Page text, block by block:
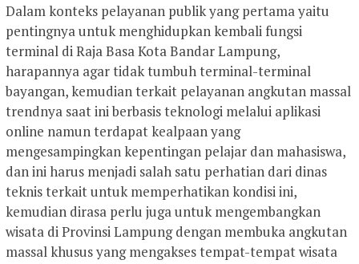
Dalam konteks pelayanan publik yang pertama yaitu
pentingnya untuk menghidupkan kembali fungsi
terminal di Raja Basa Kota Bandar Lampung,
harapannya agar tidak tumbuh terminal-terminal
bayangan, kemudian terkait pelayanan angkutan massal
trendnya saat ini berbasis teknologi melalui aplikasi
online namun terdapat kealpaan yang
mengesampingkan kepentingan pelajar dan mahasiswa,
dan ini harus menjadi salah satu perhatian dari dinas
teknis terkait untuk memperhatikan kondisi ini,
kemudian dirasa perlu juga untuk mengembangkan
wisata di Provinsi Lampung dengan membuka angkutan
massal khusus yang mengakses tempat-tempat wisata